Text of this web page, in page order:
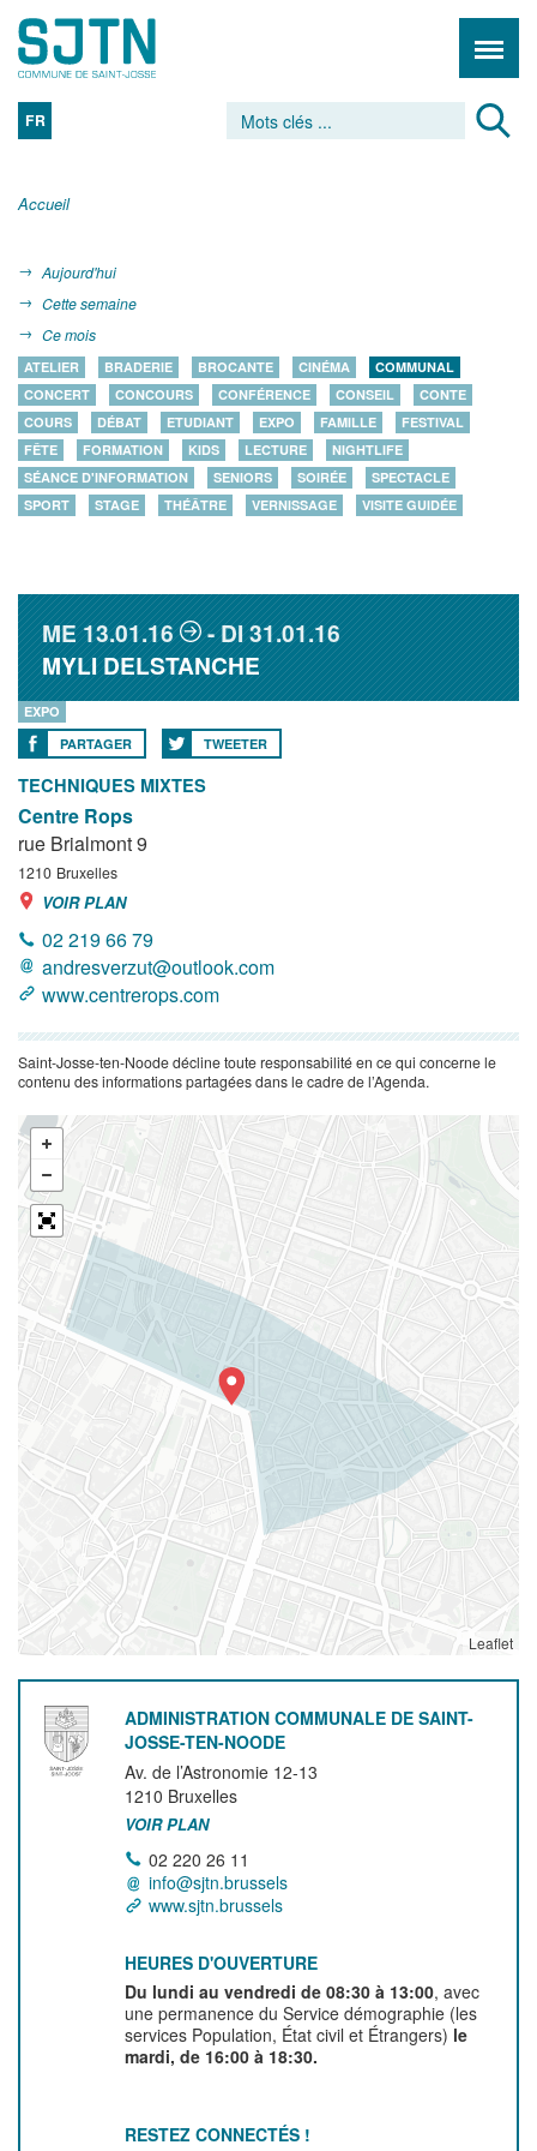
FR
Accueil
Aujourd'hui
Cette semaine
Ce mois
ATELIER BRADERIE BROCANTE CINÉMA
COMMUNAL
CONCERT
CONCOURS CONFÉRENCE CONSEIL
CONTE
COURS
DÉBAT ETUDIANT EXPO FAMILLE
FESTIVAL
FÊTE
FORMATION KIDS LECTURE
NIGHTLIFE
SÉANCE D'INFORMATION
SENIORS SOIRÉE
SPECTACLE
SPORT
STAGE THÉÂTRE VERNISSAGE VISITE GUIDÉE
ME13.01.16 DI31.01.16
MYLI DELSTANCHE
EXPO
PARTAGER
TWEETER
TECHNIQUES MIXTES
Centre Rops
rue Brialmont 9
1210 Bruxelles
VOIR PLAN
02 219 66 79
andresverzut@outlook.com
www.centrerops.com
Saint-Josse-ten-Noode décline toute responsabilité en ce qui concerne le
contenu des informations partagées dans le cadre de l’Agenda.
Leaflet
ADMINISTRATION COMMUNALE DE SAINT-
JOSSE-TEN-NOODE
Av. de l’Astronomie 12-13
1210 Bruxelles
VOIR PLAN
02 220 26 11
info@sjtn.brussels
www.sjtn.brussels
HEURES D'OUVERTURE
Du lundi au vendredi de 08:30 à 13:00, avec
une permanence du Service démographie (les
services Population, État civil et Étrangers) le
mardi, de 16:00 à 18:30.
RESTEZ CONNECTÉS !